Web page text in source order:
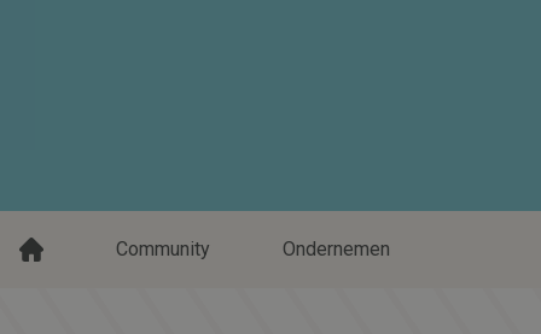
Community Ondernemen